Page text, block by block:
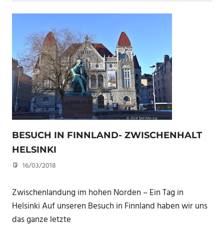
BESUCH IN FINNLAND- ZWISCHENHALT
HELSINKI
16/03/2018
Zwischenlandung im hohen Norden – Ein Tag in
Helsinki Auf unseren Besuch in Finnland haben wir uns
das ganze letzte